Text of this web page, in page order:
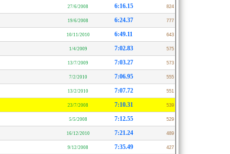
27/6/2008 6:16.15 824
19/6/2008 6:24.37 777
10/11/2010 6:49.11 643
1/4/2009 7:02.83 575
13/7/2009 7:03.27 573
7/2/2010 7:06.95 555
13/2/2010 7:07.72 551
23/7/2008 7:10.31 539
5/5/2008 7:12.55 529
16/12/2010 7:21.24 489
9/12/2008 7:35.49 427